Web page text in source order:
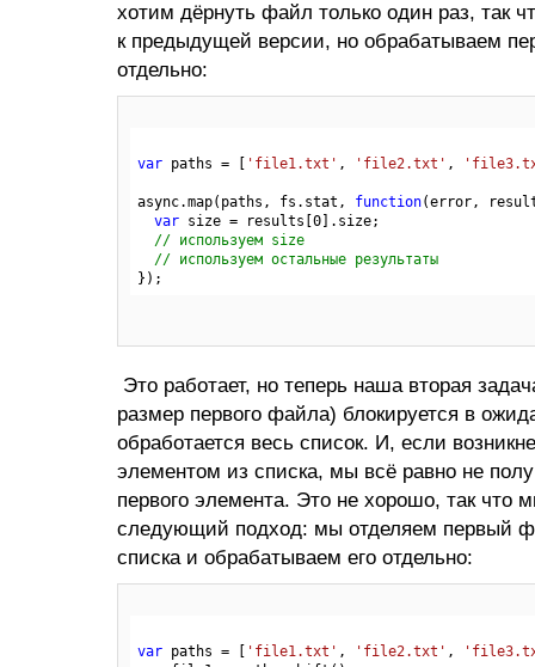
хотим дёрнуть файл только один раз, так
к предыдущей версии, но обрабатываем
отдельно:
var paths = [ 'file1.txt' , 'file2.txt' ,
async.map(paths, fs.stat, function(error,
var size = results[ 0 ].size;
// используем size
// используем остальные результаты
Это работает, но теперь наша вторая
размер первого файла) блокируется в
обработается весь список. И, если
элементом из списка, мы всё равно не
первого элемента. Это не хорошо, так что
следующий подход: мы отделяем первый
списка и обрабатываем его отдельно:
var paths = [ 'file1.txt' , 'file2.txt' ,